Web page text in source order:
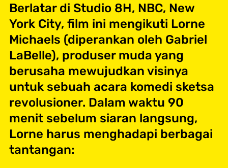
Berlatar di Studio 8H, NBC, New
York City, film ini mengikuti Lorne
Michaels (diperankan oleh Gabriel
LaBelle), produser muda yang
berusaha mewujudkan visinya
untuk sebuah acara komedi sketsa
revolusioner. Dalam waktu 90
menit sebelum siaran langsung,
Lorne harus menghadapi berbagai
tantangan: